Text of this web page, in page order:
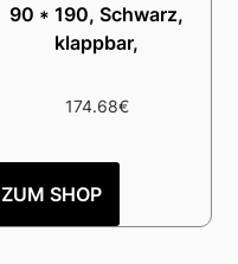
90 * 190, Schwarz,
klappbar,
174.68€
ZUM SHOP